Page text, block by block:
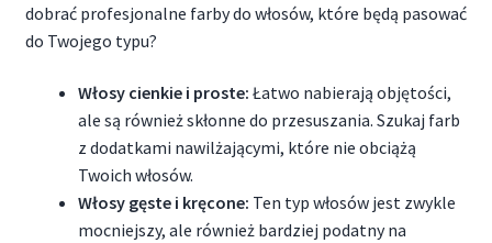
dobrać profesjonalne farby do włosów, które będą pasować
do Twojego typu?
Włosy cienkie i proste: Łatwo nabierają objętości,
ale są również skłonne do przesuszania. Szukaj farb
z dodatkami nawilżającymi, które nie obciążą
Twoich włosów.
Włosy gęste i kręcone: Ten typ włosów jest zwykle
mocniejszy, ale również bardziej podatny na